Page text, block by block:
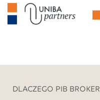
DLACZEGO PIB BROKER